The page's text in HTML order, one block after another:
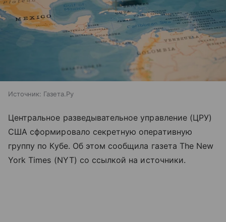
Источник: Газета.Ру
Центральное разведывательное управление (ЦРУ)
США сформировало секретную оперативную
группу по Кубе. Об этом сообщила газета The New
York Times (NYT) со ссылкой на источники.